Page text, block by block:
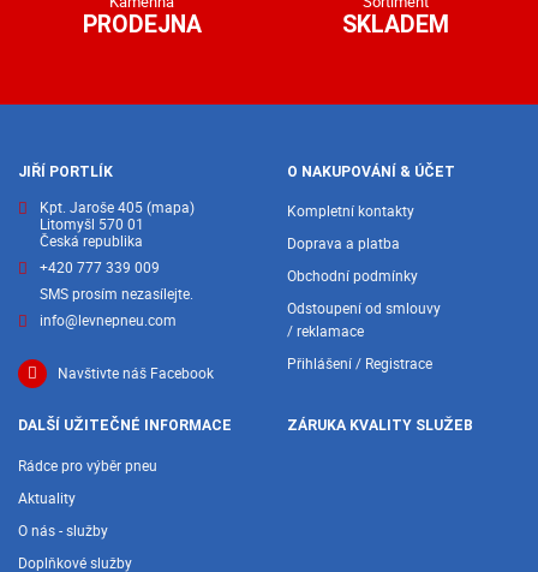
PRODEJNA SKLADEM
JIŘÍ PORTLÍK
Kpt. Jaroše 405(mapa)
Litomyšl 570 01
Česká republika
+420 777 339 009
SMS prosím nezasílejte.
info@levnepneu.com
Navštivte náš Facebook
O NAKUPOVÁNÍ & ÚČET
Kompletní kontakty
Doprava a platba
Obchodní podmínky
Odstoupení od smlouvy
/ reklamace
Přihlášení / Registrace
DALŠÍ UŽITEČNÉ INFORMACE
Rádce pro výběr pneu
Aktuality
O nás - služby
Doplňkové služby
ZÁRUKA KVALITY SLUŽEB